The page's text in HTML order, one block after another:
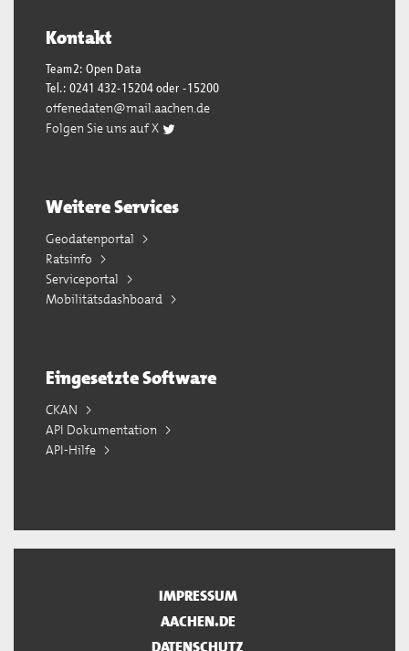
Kontakt
Team2: Open Data
Tel.: 0241 432-15204 oder -15200
offenedaten@mail.aachen.de
Folgen Sie uns auf X
Weitere Services
Geodatenportal
Ratsinfo
Serviceportal
Mobilitätsdashboard
Eingesetzte Software
CKAN
API Dokumentation
API-Hilfe
IMPRESSUM
AACHEN.DE
DATENSCHUTZ